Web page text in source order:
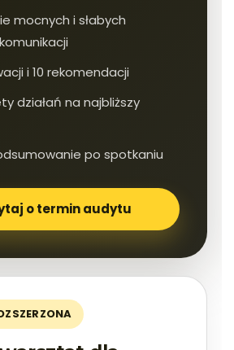
mocnych i słabych
i 10 rekomendacji
działań na najbliższy
po spotkaniu
o termin audytu